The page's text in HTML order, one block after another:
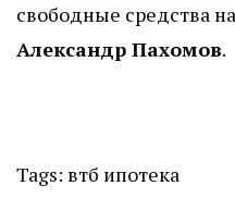
свободные средства
Александр Пахомов.
Tags: втб ипотека